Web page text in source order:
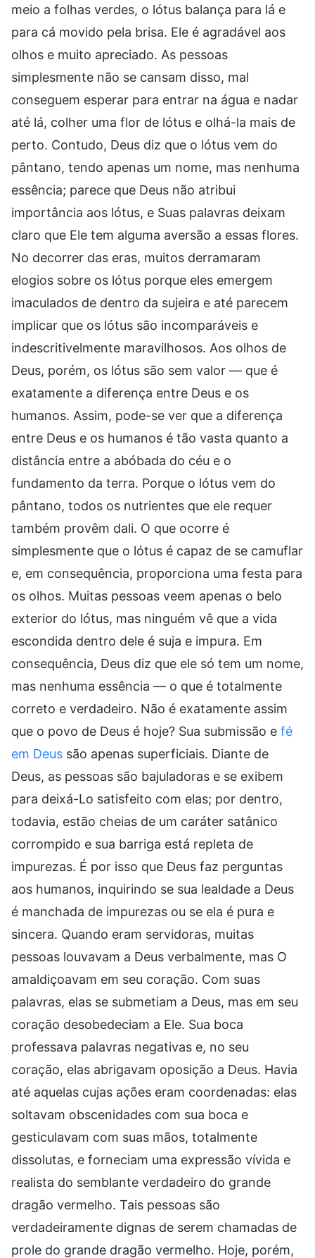
meio a folhas verdes, o lótus balança para lá e
para cá movido pela brisa. Ele é agradável aos
olhos e muito apreciado. As pessoas
simplesmente não se cansam disso, mal
conseguem esperar para entrar na água e nadar
até lá, colher uma flor de lótus e olhá-la mais de
perto. Contudo, Deus diz que o lótus vem do
pântano, tendo apenas um nome, mas nenhuma
essência; parece que Deus não atribui
importância aos lótus, e Suas palavras deixam
claro que Ele tem alguma aversão a essas flores.
No decorrer das eras, muitos derramaram
elogios sobre os lótus porque eles emergem
imaculados de dentro da sujeira e até parecem
implicar que os lótus são incomparáveis e
indescritivelmente maravilhosos. Aos olhos de
Deus, porém, os lótus são sem valor — que é
exatamente a diferença entre Deus e os
humanos. Assim, pode-se ver que a diferença
entre Deus e os humanos é tão vasta quanto a
distância entre a abóbada do céu e o
fundamento da terra. Porque o lótus vem do
pântano, todos os nutrientes que ele requer
também provêm dali. O que ocorre é
simplesmente que o lótus é capaz de se camuflar
e, em consequência, proporciona uma festa para
os olhos. Muitas pessoas veem apenas o belo
exterior do lótus, mas ninguém vê que a vida
escondida dentro dele é suja e impura. Em
consequência, Deus diz que ele só tem um nome,
mas nenhuma essência — o que é totalmente
correto e verdadeiro. Não é exatamente assim
que o povo de Deus é hoje? Sua submissão e fé
em Deus são apenas superficiais. Diante de
Deus, as pessoas são bajuladoras e se exibem
para deixá-Lo satisfeito com elas; por dentro,
todavia, estão cheias de um caráter satânico
corrompido e sua barriga está repleta de
impurezas. É por isso que Deus faz perguntas
aos humanos, inquirindo se sua lealdade a Deus
é manchada de impurezas ou se ela é pura e
sincera. Quando eram servidoras, muitas
pessoas louvavam a Deus verbalmente, mas O
amaldiçoavam em seu coração. Com suas
palavras, elas se submetiam a Deus, mas em seu
coração desobedeciam a Ele. Sua boca
professava palavras negativas e, no seu
coração, elas abrigavam oposição a Deus. Havia
até aquelas cujas ações eram coordenadas: elas
soltavam obscenidades com sua boca e
gesticulavam com suas mãos, totalmente
dissolutas, e forneciam uma expressão vívida e
realista do semblante verdadeiro do grande
dragão vermelho. Tais pessoas são
verdadeiramente dignas de serem chamadas de
prole do grande dragão vermelho. Hoje, porém,